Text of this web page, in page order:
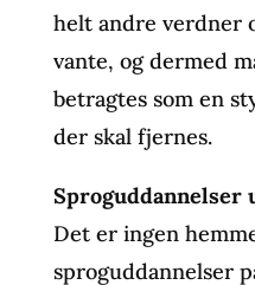
helt andre verdner
vante, og dermed
betragtes som en
der skal fjernes.
Sproguddannelser
Det er ingen
sproguddannelser